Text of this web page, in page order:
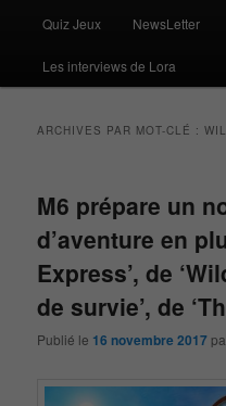
Quiz Jeux NewsLetter
Les interviews de Lora
ARCHIVES PAR MOT-CLÉ :
M6 prépare un
d’aventure en
Express’, de
de survie’, de
Publié le 16 novembre 2017